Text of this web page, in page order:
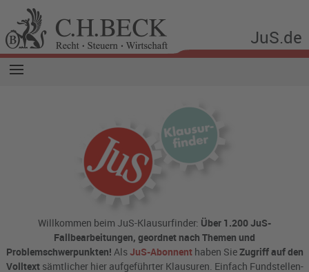
JuS.de
Willkommen beim JuS-Klausurfinder: Über 1.200 JuS-
Fallbearbeitungen, geordnet nach Themen und
Problemschwerpunkten! AlsJuS-Abonnent haben SieZugriff auf den
Volltext sämtlicher hier aufgeführter Klausuren. Einfach Fundstellen-